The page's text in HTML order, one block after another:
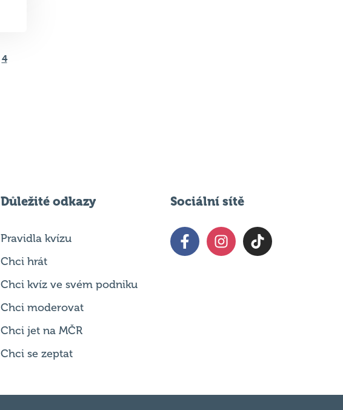
Pravidla kvízu
Chci kvíz ve svém podniku
Chci moderovat
Chci jet na MČR
Chci se zeptat